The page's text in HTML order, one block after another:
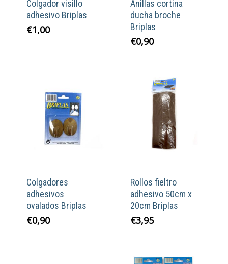
Colgador visillo
adhesivo Briplas
€1,00
Anillas cortina
ducha broche
Briplas
€0,90
Colgadores
adhesivos
ovalados Briplas
€0,90
Rollos fieltro
adhesivo 50cm x
20cm Briplas
€3,95